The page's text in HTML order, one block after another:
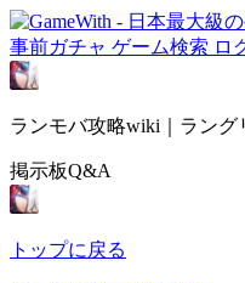
事前ガチャ ゲーム検索 ロ
ランモバ攻略wiki｜ラング
掲示板Q&A
トップに戻る